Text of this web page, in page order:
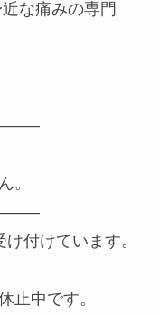
な痛みの専門
。
付けています。
止中です。